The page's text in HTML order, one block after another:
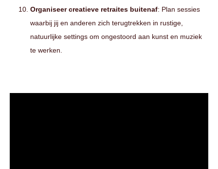
Organiseer creatieve retraites buitenaf: Plan sessies
waarbij jij en anderen zich terugtrekken in rustige,
natuurlijke settings om ongestoord aan kunst en muziek
te werken.